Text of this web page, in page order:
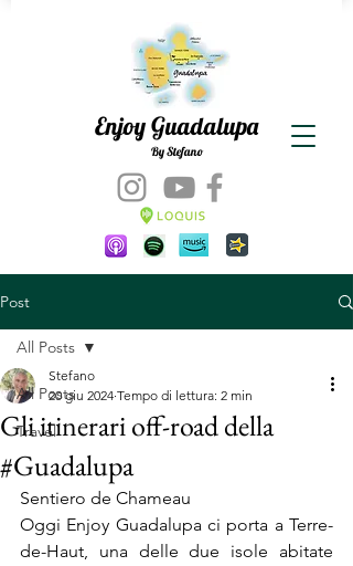
Enjoy Guadalupa
By Stefano
Post
All Posts
Travel
All Posts
Gli itinerari off-road della
#Guadalupa
Stefano
20 giu 2024 Tempo di lettura: 2 min
Sentiero de Chameau
Oggi Enjoy Guadalupa ci porta a Terre-
de-Haut, una delle due isole abitate